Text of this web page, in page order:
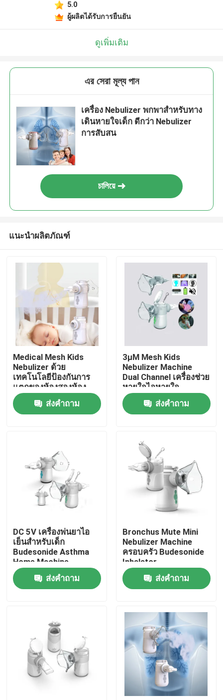
บ้าน
เกี่ยวกับเรา
ทัวร์โรงงาน
ควบคุมคุณภาพ
ติดต่อเรา
เครื่องพ่นยาตาข่ายแบบพกพา
5.0
ผู้ผลิตได้รับการยืนยัน
ดูเพิ่มเติม
এর সেরা মূল্য পান
เครื่อง Nebulizer พกพาสําหรับทาง
เดินหายใจเด็ก ดีกว่า Nebulizer
การสับสน
চালিয়ে
แนะนำผลิตภัณฑ์
Medical Mesh Kids
Nebulizer ด้วย
เทคโนโลยีป้องกันการ
แตกของห้องสองห้อง
สําหรับระบบทางเดิน
หายใจ
ส่งคำถาม
3μM Mesh Kids
Nebulizer Machine
Dual Channel เครื่องช่วย
หายใจไอหายใจ
ส่งคำถาม
DC 5V เครื่องพ่นยาไอ
เย็นสำหรับเด็ก
Budesonide Asthma
Home Machine
ส่งคำถาม
Bronchus Mute Mini
Nebulizer Machine
ครอบครัว Budesonide
Inhalator
ส่งคำถาม